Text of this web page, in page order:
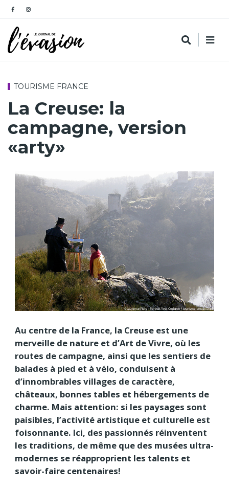
TOURISME FRANCE
La Creuse: la
campagne, version
«arty»
Au centre de la France, la Creuse est une
merveille de nature et d’Art de Vivre, où les
routes de campagne, ainsi que les sentiers de
balades à pied et à vélo, conduisent à
d’innombrables villages de caractère,
châteaux, bonnes tables et hébergements de
charme. Mais attention: si les paysages sont
paisibles, l’activité artistique et culturelle est
foisonnante. Ici, des passionnés réinventent
les traditions, de même que des musées ultra-
modernes se réapproprient les talents et
savoir-faire centenaires!